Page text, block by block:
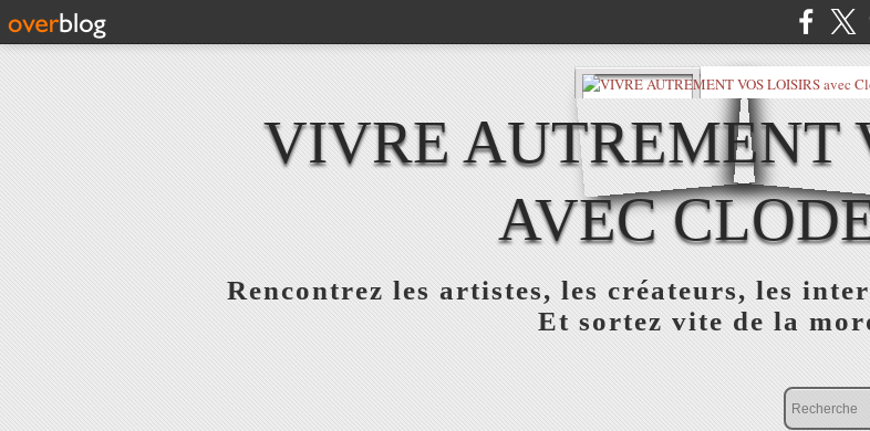
VIVRE AUTREMENT
AVEC
Rencontrez les artistes, les créateurs, les
Et sortez vite de la